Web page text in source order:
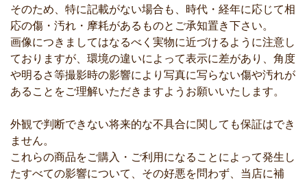
そのため、特に記載がない場合も、時代・経年に応じて相
応の傷・汚れ・摩耗があるものとご承知置き下さい。
画像につきましてはなるべく実物に近づけるように注意し
ておりますが、環境の違いによって表示に差があり、角度
や明るさ等撮影時の影響により写真に写らない傷や汚れが
あることをご理解いただきますようお願いいたします。
外観で判断できない将来的な不具合に関しても保証はでき
ません。
これらの商品をご購入・ご利用になることによって発生し
たすべての影響について、その好悪を問わず、当店に補